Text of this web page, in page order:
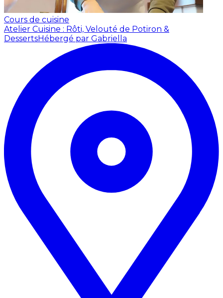
Cours de cuisine
Atelier Cuisine : Rôti, Velouté de Potiron &
DessertsHébergé par Gabriella